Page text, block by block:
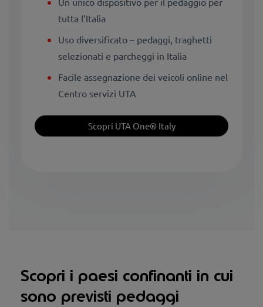
tutta l’Italia
Uso diversificato – pedaggi, traghetti
selezionati e parcheggi in Italia
Facile assegnazione dei veicoli online nel
Centro servizi UTA
Scopri UTA One® Italy
Scopri i paesi confinanti in cui
sono previsti pedaggi